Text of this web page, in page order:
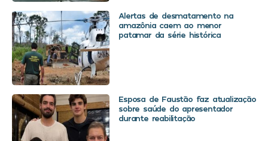
Alertas de desmatamento na
amazônia caem ao menor
patamar da série histórica
Esposa de Faustão faz atualização
sobre saúde do apresentador
durante reabilitação